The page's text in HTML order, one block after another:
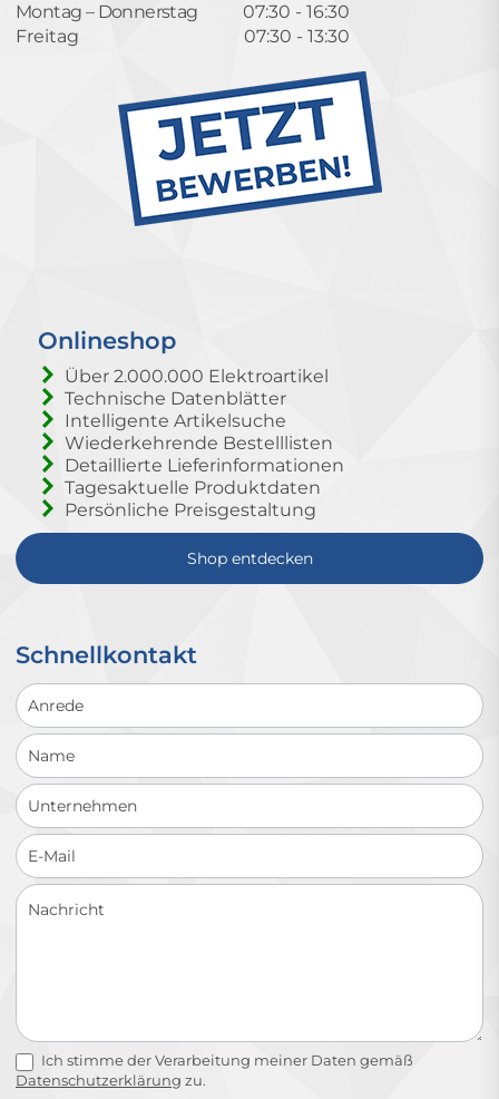
Montag – Donnerstag
07:30 - 16:30
Freitag
07:30 - 13:30
Onlineshop
Über 2.000.000 Elektroartikel
Technische Datenblätter
Intelligente Artikelsuche
Wiederkehrende Bestelllisten
Detaillierte Lieferinformationen
Tagesaktuelle Produktdaten
Persönliche Preisgestaltung
Shop entdecken
Schnellkontakt
Schnellkontakt
Ich stimme der Verarbeitung meiner Daten gemäß
Datenschutzerklärung zu.